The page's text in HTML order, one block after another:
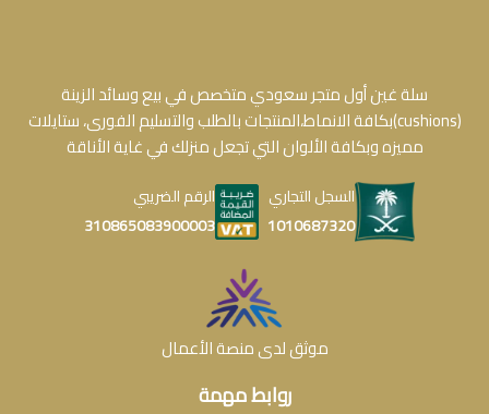
روابط مهمة
سلة غين أول متجر سعودي متخصص في بيع وسائد الزينة
(cushions)بكافة الانماط،المنتجات بالطلب والتسليم الفورى، ستايلات
مميزه وبكافة الألوان التي تجعل منزلك في غاية الأناقة
السجل التجاري
1010687320
الرقم الضريبي
310865083900003
موثق لدى منصة الأعمال